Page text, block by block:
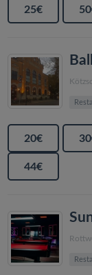
25€
20€
44€